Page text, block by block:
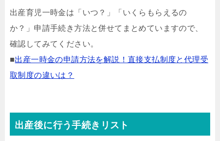
出産育児一時金は「いつ？」「いくらもらえるの
か？」申請手続き方法と併せてまとめていますので、
確認してみてください。
■出産一時金の申請方法を解説！直接支払制度と代理受
取制度の違いは？
出産後に行う手続きリスト